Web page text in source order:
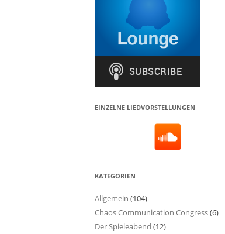
EINZELNE LIEDVORSTELLUNGEN
KATEGORIEN
Allgemein (104)
Chaos Communication Congress(6)
Der Spieleabend (12)